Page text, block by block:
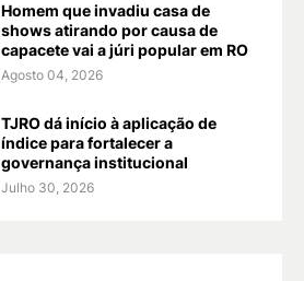
Homem que invadiu casa de
shows atirando por causa de
capacete vai a júri popular em RO
Agosto 04, 2026
TJRO dá início à aplicação de
índice para fortalecer a
governança institucional
Julho 30, 2026